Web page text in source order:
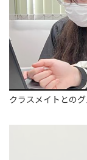
クラスメイトとの